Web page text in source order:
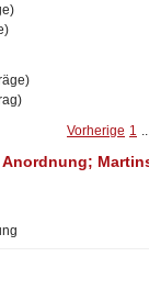
Vorherige 1